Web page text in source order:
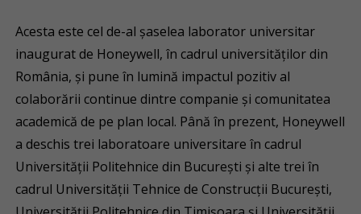
Acesta este cel de-al șaselea laborator universitar
inaugurat de Honeywell, în cadrul universităților din
România, și pune în lumină impactul pozitiv al
colaborării continue dintre companie și comunitatea
academică de pe plan local. Până în prezent, Honeywell
a deschis trei laboratoare universitare în cadrul
Universității Politehnice din București și alte trei în
cadrul Universității Tehnice de Construcţii Bucureşti,